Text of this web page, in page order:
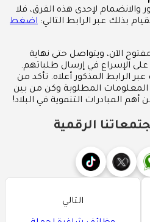
لإحدى هذه الفرق، فلا
بذلك عبر الرابط التالي: اضغط
الآن، ويتواصل حتى نهاية
الإسراع في إرسال طلباتهم.
الرابط المذكور أعلاه. تأكد من
المعلومات المطلوبة وكن من بين
أهم المبادرات التنموية في البلاد!
الرقمية
التالي